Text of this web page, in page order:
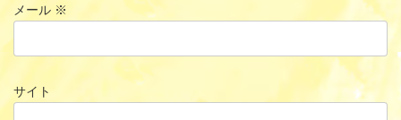
メール ※
サイト